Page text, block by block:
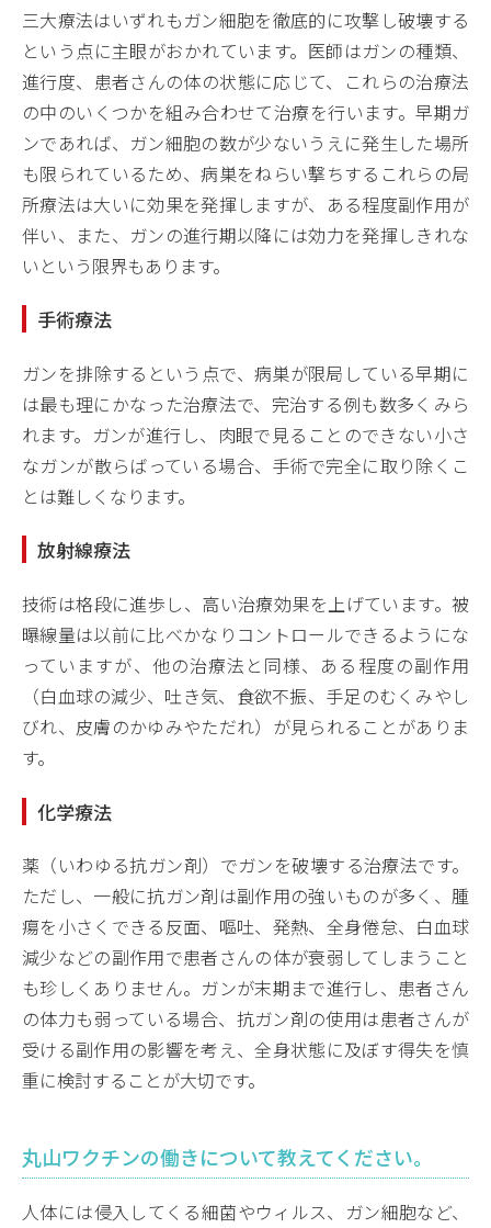
三大療法はいずれもガン細胞を徹底的に攻撃し破壊する
という点に主眼がおかれています。医師はガンの種類、
進行度、患者さんの体の状態に応じて、これらの治療法
の中のいくつかを組み合わせて治療を行います。早期ガ
ンであれば、ガン細胞の数が少ないうえに発生した場所
も限られているため、病巣をねらい撃ちするこれらの局
所療法は大いに効果を発揮しますが、ある程度副作用が
伴い、また、ガンの進行期以降には効力を発揮しきれな
いという限界もあります。
手術療法
ガンを排除するという点で、病巣が限局している早期に
は最も理にかなった治療法で、完治する例も数多くみら
れます。ガンが進行し、肉眼で見ることのできない小さ
なガンが散らばっている場合、手術で完全に取り除くこ
とは難しくなります。
放射線療法
技術は格段に進歩し、高い治療効果を上げています。被
曝線量は以前に比べかなりコントロールできるようにな
っていますが、他の治療法と同様、ある程度の副作用
（白血球の減少、吐き気、食欲不振、手足のむくみやし
びれ、皮膚のかゆみやただれ）が見られることがありま
す。
化学療法
薬（いわゆる抗ガン剤）でガンを破壊する治療法です。
ただし、一般に抗ガン剤は副作用の強いものが多く、腫
瘍を小さくできる反面、嘔吐、発熱、全身倦怠、白血球
減少などの副作用で患者さんの体が衰弱してしまうこと
も珍しくありません。ガンが末期まで進行し、患者さん
の体力も弱っている場合、抗ガン剤の使用は患者さんが
受ける副作用の影響を考え、全身状態に及ぼす得失を慎
重に検討することが大切です。
丸山ワクチンの働きについて教えてください。
人体には侵入してくる細菌やウィルス、ガン細胞など、